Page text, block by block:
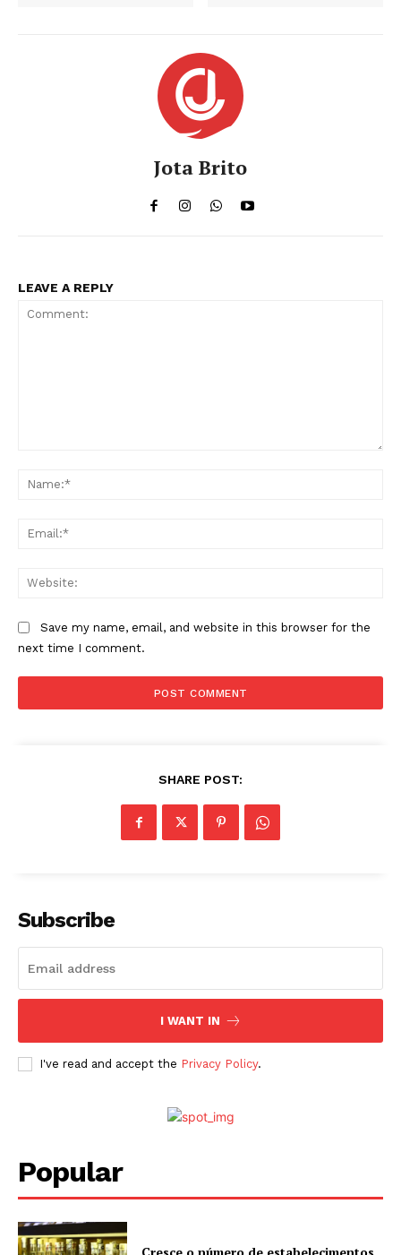
Jota Brito
LEAVE A REPLY
Save my name, email, and website in this browser for the
next time I comment.
SHARE POST:
Subscribe
I WANT IN
I've read and accept the Privacy Policy.
Popular